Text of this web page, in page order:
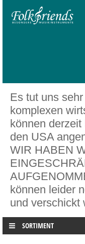
Es tut uns
komplexen
können
den USA
WIR HABEN
können leider
und verschickt
SORTIMENT